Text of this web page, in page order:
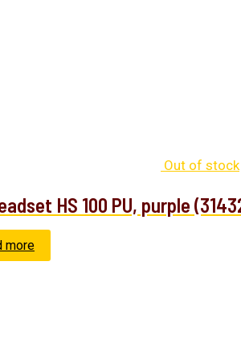
Out of stock
HS 100 PU, purple
more